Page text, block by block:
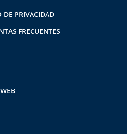
DE PRIVACIDAD
FRECUENTES